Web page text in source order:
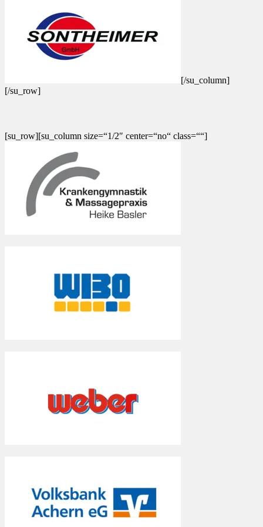
[/su_column]
[/su_row]
[su_row][su_column size=“1/2″ center=“no“ class=““]